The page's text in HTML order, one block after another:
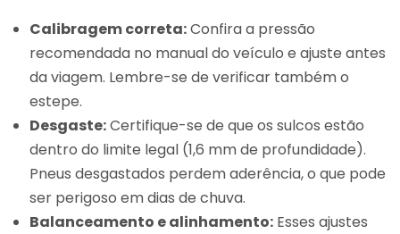
Calibragem correta:Confira a pressão
recomendada no manual do veículo e ajuste antes
da viagem. Lembre-se de verificar também o
estepe.
Desgaste:Certifique-se de que os sulcos estão
dentro do limite legal (1,6 mm de profundidade).
Pneus desgastados perdem aderência, o que pode
ser perigoso em dias de chuva.
Balanceamento e alinhamento: Esses ajustes